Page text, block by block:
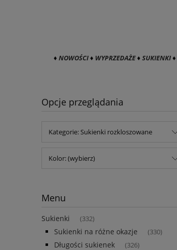
♦ NOWOŚCI♦ WYPRZEDAŻE♦ SUKIENKI♦
Opcje przeglądania
Kategorie: Sukienki rozkloszowane
Kolor: (wybierz)
Menu
Sukienki (332)
Sukienki na różne okazje (330)
Długości sukienek (326)